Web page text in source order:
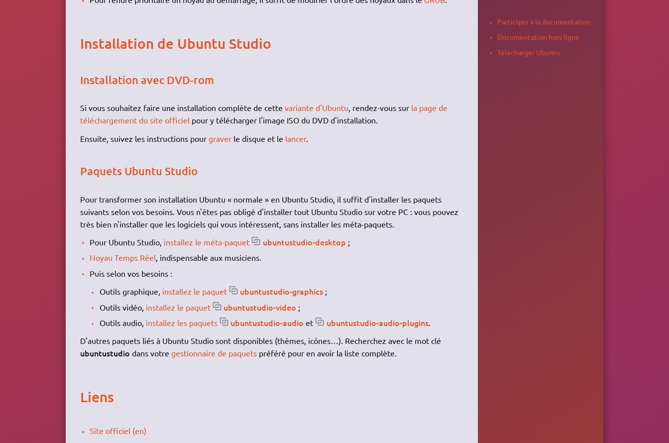
Installation de Ubuntu Studio
Installation avec DVD-rom
Si vous souhaitez faire une installation complète de cette variante d'Ubuntu, rendez-vous sur la page de
téléchargement du site officielpour y télécharger l'image ISO du DVD d'installation.
Ensuite, suivez les instructions pour graverle disque et le lancer.
Paquets Ubuntu Studio
Pour transformer son installation Ubuntu « normale » en Ubuntu Studio, il suffit d'installer les paquets
suivants selon vos besoins. Vous n'êtes pas obligé d'installer tout Ubuntu Studio sur votre PC : vous pouvez
très bien n'installer que les logiciels qui vous intéressent, sans installer les méta-paquets.
Pour Ubuntu Studio, installez le méta-paquet ubuntustudio-desktop ;
Noyau Temps Réel, indispensable aux musiciens.
Puis selon vos besoins :
Outils graphique, installez le paquet ubuntustudio-graphics ;
Outils vidéo, installez le paquet ubuntustudio-video ;
Outils audio, installez les paquets ubuntustudio-audio et ubuntustudio-audio-plugins.
D'autres paquets liés à Ubuntu Studio sont disponibles (thèmes, icônes…). Recherchez avec le mot clé
ubuntustudio dans votre gestionnaire de paquetspréféré pour en avoir la liste complète.
Liens
Site officiel (en)
Participer à la documentation
Documentation hors ligne
Télécharger Ubuntu